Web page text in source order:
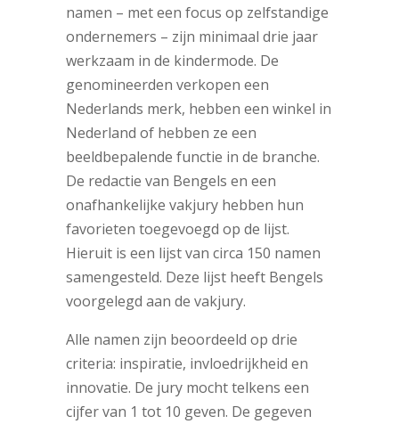
namen – met een focus op zelfstandige
ondernemers – zijn minimaal drie jaar
werkzaam in de kindermode. De
genomineerden verkopen een
Nederlands merk, hebben een winkel in
Nederland of hebben ze een
beeldbepalende functie in de branche.
De redactie van Bengels en een
onafhankelijke vakjury hebben hun
favorieten toegevoegd op de lijst.
Hieruit is een lijst van circa 150 namen
samengesteld. Deze lijst heeft Bengels
voorgelegd aan de vakjury.
Alle namen zijn beoordeeld op drie
criteria: inspiratie, invloedrijkheid en
innovatie. De jury mocht telkens een
cijfer van 1 tot 10 geven. De gegeven